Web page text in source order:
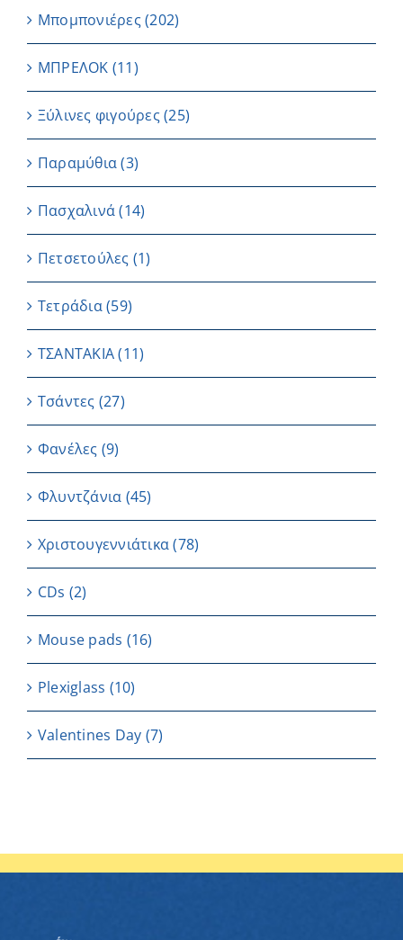
Μπομπονιέρες(202)
ΜΠΡΕΛΟΚ (11)
Ξύλινες φιγούρες(25)
Παραμύθια (3)
Πασχαλινά (14)
Πετσετούλες (1)
Τετράδια(59)
ΤΣΑΝΤΑΚΙΑ (11)
Τσάντες (27)
Φανέλες (9)
Φλυντζάνια (45)
Χριστουγεννιάτικα(78)
CDs (2)
Μouse pads (16)
Plexiglass (10)
Valentines Day (7)